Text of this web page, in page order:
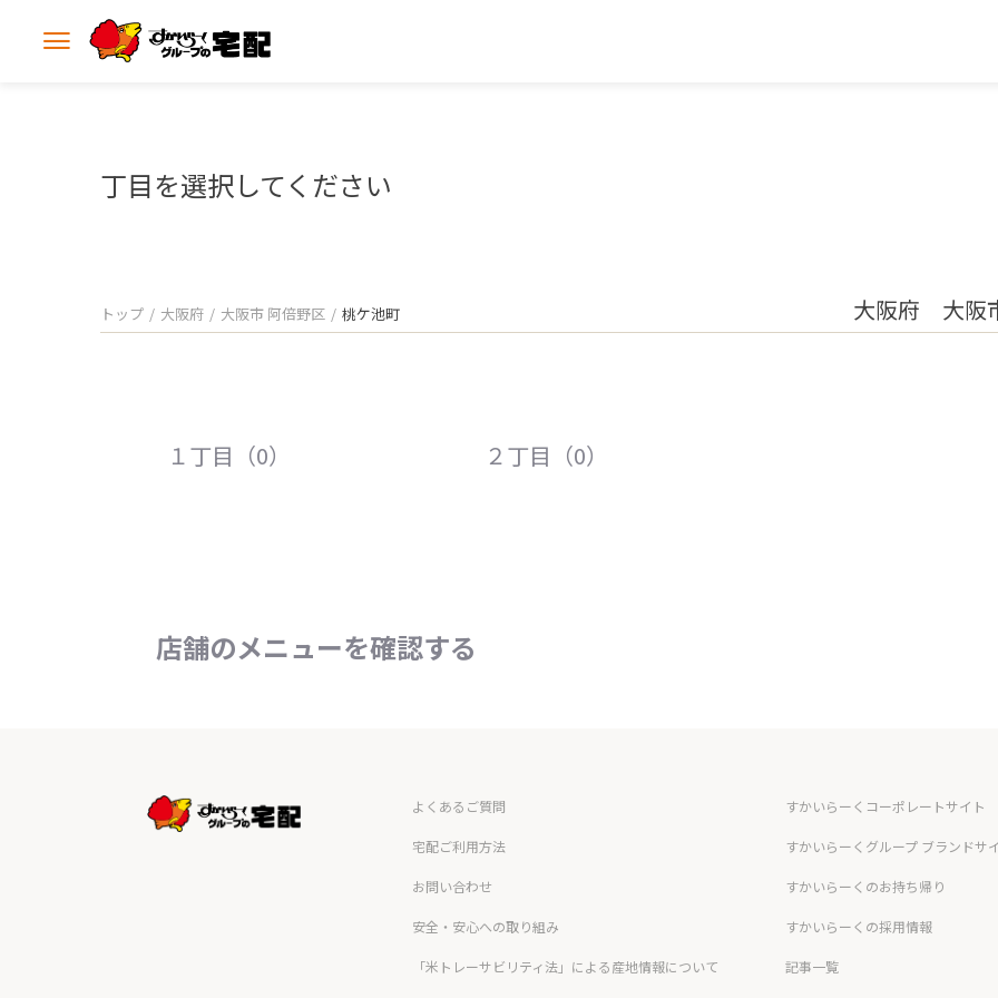
メ
丁目を選択してください
トップ 大阪府 大阪市 阿倍野区 桃ケ池町 大阪府 大阪
１丁目（0） ２丁目（0）
店舗のメニューを確認する
よくあるご質問
宅配ご利用方法
お問い合わせ
安全・安心への取り組み
「米トレーサビリティ法」による産地情報について
すかいらーくコーポレートサイト
すかいらーくグループ ブランドサ
すかいらーくのお持ち帰り
すかいらーくの採用情報
記事一覧